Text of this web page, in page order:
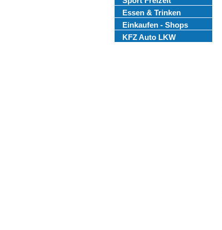
Essen & Trinken
Einkaufen - Shops
KFZ Auto LKW